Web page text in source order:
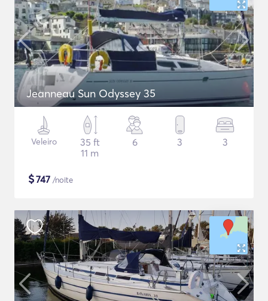
Jeanneau Sun Odyssey 35
Veleiro
35 ft
11 m
6 3 3
$747 /noite